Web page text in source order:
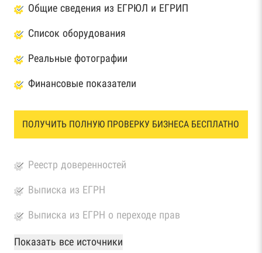
Общие сведения из ЕГРЮЛ и ЕГРИП
Список оборудования
Реальные фотографии
Финансовые показатели
ПОЛУЧИТЬ ПОЛНУЮ ПРОВЕРКУ БИЗНЕСА БЕСПЛАТНО
Реестр доверенностей
Выписка из ЕГРН
Выписка из ЕГРН о переходе прав
База Росстата
Показать все источники